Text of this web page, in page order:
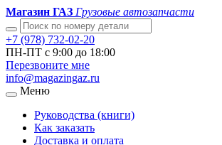
Магазин ГАЗ Грузовые автозапчасти
+7 (978) 732-02-20
ПН-ПТ с 9:00 до 18:00
Перезвоните мне
info@magazingaz.ru
Меню
Руководства (книги)
Как заказать
Доставка и оплата